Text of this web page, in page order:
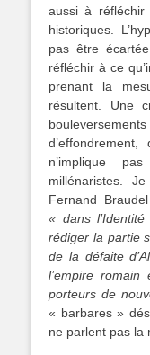
aussi à
historiques.
pas être
réfléchir à ce
prenant la
résultent. Une
n’implique
millénaristes.
Fernand
« dans
rédiger la partie
de la défaite
l’empire
porteurs de
« barbares »
ne parlent pas la